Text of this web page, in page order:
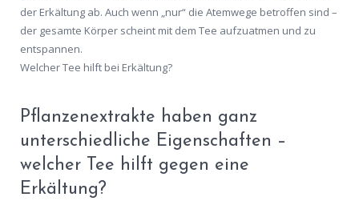
der Erkältung ab. Auch wenn „nur“ die Atemwege betroffen sind –
der gesamte Körper scheint mit dem Tee aufzuatmen und zu
entspannen.
Welcher Tee hilft bei Erkältung?
Pflanzenextrakte haben ganz
unterschiedliche Eigenschaften –
welcher Tee hilft gegen eine
Erkältung?